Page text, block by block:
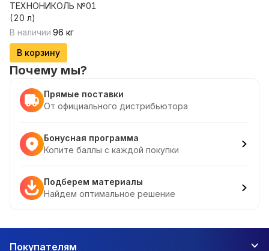
ТЕХНОНИКОЛЬ №01
(20 л)
В наличии 96 кг
В корзину
Почему мы?
Прямые поставки
От официального дистрибьютора
Бонусная программа
Копите баллы с каждой покупки
Подберем материалы
Найдем оптимальное решение
Покупателям